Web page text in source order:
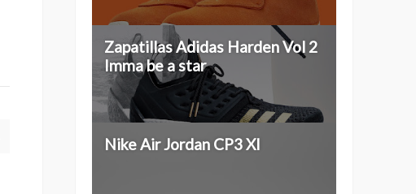
Zapatillas Adidas Harden Vol 2
Imma be a star
Nike Air Jordan CP3 XI